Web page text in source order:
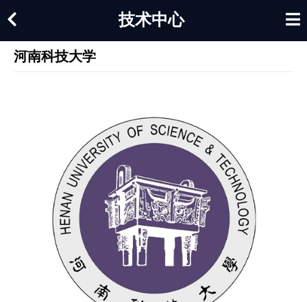
技术中心
河南科技大学